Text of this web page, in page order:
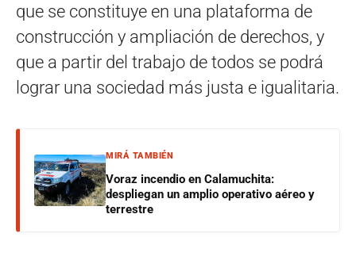
que se constituye en una plataforma de
construcción y ampliación de derechos, y
que a partir del trabajo de todos se podrá
lograr una sociedad más justa e igualitaria.
MIRÁ TAMBIÉN
Voraz incendio en Calamuchita:
despliegan un amplio operativo aéreo y
terrestre